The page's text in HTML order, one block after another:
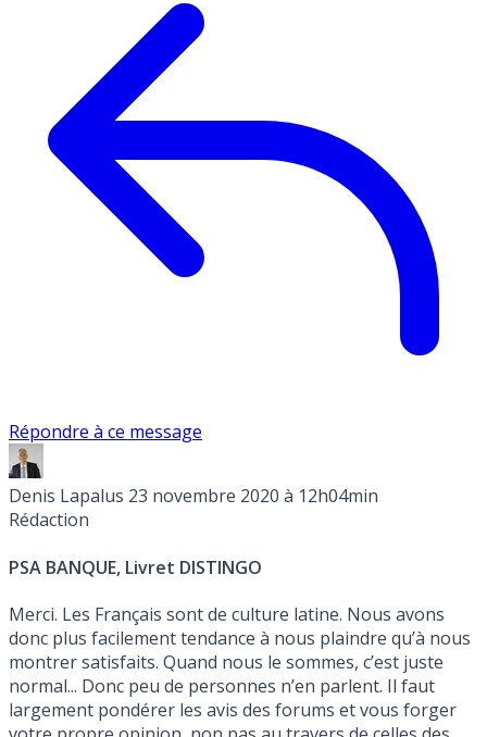
Répondre à ce message
Denis Lapalus 23 novembre 2020 à 12h04min
Rédaction
PSA BANQUE, Livret DISTINGO
Merci. Les Français sont de culture latine. Nous avons
donc plus facilement tendance à nous plaindre qu’à nous
montrer satisfaits. Quand nous le sommes, c’est juste
normal... Donc peu de personnes n’en parlent. Il faut
largement pondérer les avis des forums et vous forger